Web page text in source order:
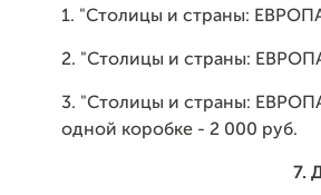
1. "Столицы и страны:
2. "Столицы и страны:
3. "Столицы и страны:
одной коробке - 2 000 руб.
7.